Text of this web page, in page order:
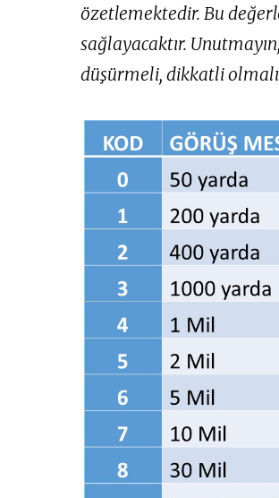
özetlemektedir. Bu
sağlayacaktır.
düşürmeli, dikkatli